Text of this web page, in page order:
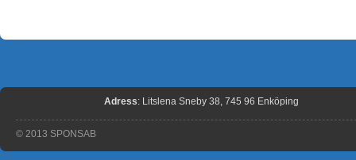
Adress: Litslena Sneby 38, 745 96 Enköping
© 2013 SPONSAB